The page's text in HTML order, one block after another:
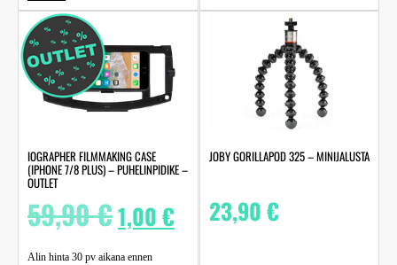
IOGRAPHER FILMMAKING CASE
(IPHONE 7/8 PLUS) – PUHELINPIDIKE –
OUTLET
59,90€1,00€
Alin hinta 30 pv aikana ennen
JOBY GORILLAPOD 325 – MINIJALUSTA
23,90€